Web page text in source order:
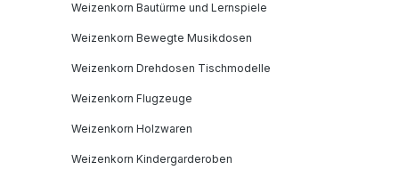
Weizenkorn Bautürme und Lernspiele
Weizenkorn Bewegte Musikdosen
Weizenkorn Drehdosen Tischmodelle
Weizenkorn Flugzeuge
Weizenkorn Holzwaren
Weizenkorn Kindergarderoben